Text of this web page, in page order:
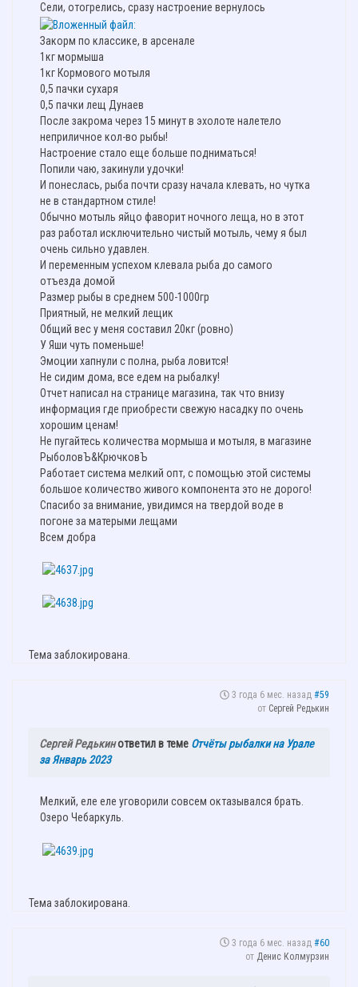
Сели, отогрелись, сразу настроение вернулось
Закорм по классике, в арсенале
1кг мормыша
1кг Кормового мотыля
0,5 пачки сухаря
0,5 пачки лещ Дунаев
После закрома через 15 минут в эхолоте налетело
неприличное кол-во рыбы!
Настроение стало еще больше подниматься!
Попили чаю, закинули удочки!
И понеслась, рыба почти сразу начала клевать, но чутка
не в стандартном стиле!
Обычно мотыль яйцо фаворит ночного леща, но в этот
раз работал исключительно чистый мотыль, чему я был
очень сильно удавлен.
И переменным успехом клевала рыба до самого
отъезда домой
Размер рыбы в среднем 500-1000гр
Приятный, не мелкий лещик
Общий вес у меня составил 20кг (ровно)
У Яши чуть поменьше!
Эмоции хапнули с полна, рыба ловится!
Не сидим дома, все едем на рыбалку!
Отчет написал на странице магазина, так что внизу
информация где приобрести свежую насадку по очень
хорошим ценам!
Не пугайтесь количества мормыша и мотыля, в магазине
РыболовЪ&КрючковЪ
Работает система мелкий опт, с помощью этой системы
большое количество живого компонента это не дорого!
Спасибо за внимание, увидимся на твердой воде в
погоне за матерыми лещами
Всем добра
Тема заблокирована.
3 года 6 мес. назад #59
от Сергей Редькин
Сергей Редькинответил в теме Отчёты рыбалки на Урале
за Январь 2023
Мелкий, еле еле уговорили совсем октазывался брать.
Озеро Чебаркуль.
Тема заблокирована.
3 года 6 мес. назад #60
от Денис Колмурзин